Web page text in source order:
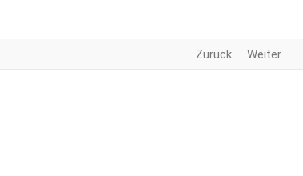
Zurück Weiter